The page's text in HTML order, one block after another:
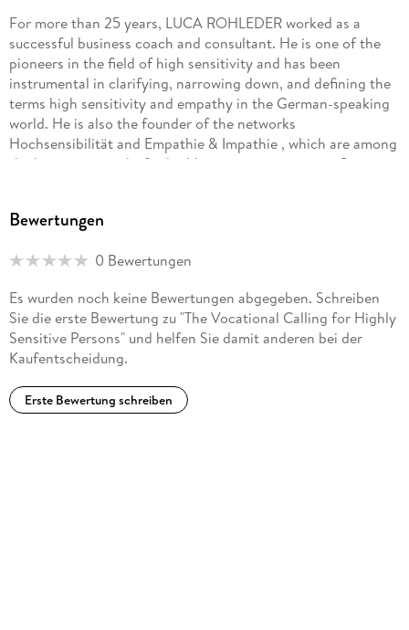
For more than 25 years, LUCA ROHLEDER worked as a
successful business coach and consultant. He is one of the
pioneers in the field of high sensitivity and has been
instrumental in clarifying, narrowing down, and defining the
terms high sensitivity and empathy in the German-speaking
world. He is also the founder of the networks
Hochsensibilität and Empathie & Impathie , which are among
the largest networks for highly sensitive persons in Germany,
Bewertungen
0 Bewertungen
Es wurden noch keine Bewertungen abgegeben. Schreiben
Sie die erste Bewertung zu "The Vocational Calling for Highly
Sensitive Persons" und helfen Sie damit anderen bei der
Kaufentscheidung.
Erste Bewertung schreiben